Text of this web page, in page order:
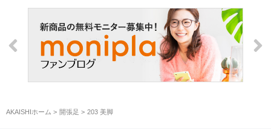
AKAISHIホーム 開張足 203 美脚